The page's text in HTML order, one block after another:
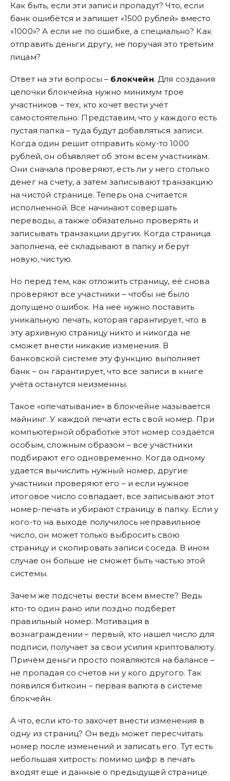
Как быть, если эти записи пропадут? Что, если
банк ошибётся и запишет «1500 рублей» вместо
«1000»? А если не по ошибке, а специально? Как
отправить деньги другу, не поручая это третьим
лицам?
Ответ на эти вопросы – блокчейн. Для создания
цепочки блокчейна нужно минимум трое
участников – тех, кто хочет вести учёт
самостоятельно. Представим, что у каждого есть
пустая папка – туда будут добавляться записи.
Когда один решит отправить кому-то 1000
рублей, он объявляет об этом всем участникам.
Они сначала проверяют, есть ли у него столько
денег на счету, а затем записывают транзакцию
на чистой странице. Теперь она считается
исполненной. Все начинают совершать
переводы, а также обязательно проверять и
записывать транзакции других. Когда страница
заполнена, её складывают в папку и берут
новую, чистую.
Но перед тем, как отложить страницу, её снова
проверяют все участники – чтобы не было
допущено ошибок. На неё нужно поставить
уникальную печать, которая гарантирует, что в
эту архивную страницу никто и никогда не
сможет внести никакие изменения. В
банковской системе эту функцию выполняет
банк – он гарантирует, что все записи в книге
учёта останутся неизменны.
Такое «опечатывание» в блокчейне называется
майнинг. У каждой печати есть свой номер. При
компьютерной обработке этот номер создаётся
особым, сложным образом – все участники
подбирают его одновременно. Когда одному
удается вычислить нужный номер, другие
участники проверяют его – и если нужное
итоговое число совпадает, все записывают этот
номер-печать и убирают страницу в папку. Если у
кого-то на выходе получилось неправильное
число, он может только выбросить свою
страницу и скопировать записи соседа. В ином
случае он больше не сможет быть частью этой
системы.
Зачем же подсчеты вести всем вместе? Ведь
кто-то один рано или поздно подберет
правильный номер. Мотивация в
вознаграждении – первый, кто нашел число для
подписи, получает за свои усилия криптовалюту.
Причём деньги просто появляются на балансе –
не пропадая со счетов ни у кого другого. Так
появился биткоин – первая валюта в системе
блокчейн.
А что, если кто-то захочет внести изменения в
одну из страниц? Он ведь может пересчитать
номер после изменений и записать его. Тут есть
небольшая хитрость: помимо цифр в печать
входят еще и данные о предыдущей странице.